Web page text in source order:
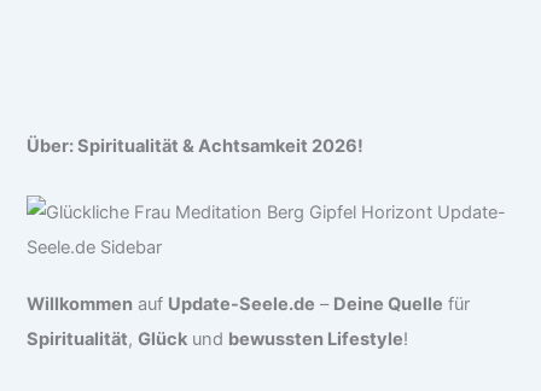
Über: Spiritualität & Achtsamkeit 2026!
Willkommen auf Update-Seele.de – Deine Quelle für
Spiritualität,Glück und bewussten Lifestyle!